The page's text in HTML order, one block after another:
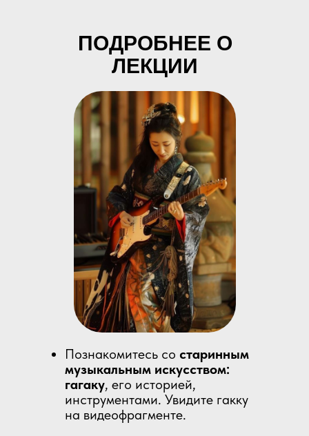
ПОДРОБНЕЕ О
ЛЕКЦИИ
Познакомитесь со старинным
музыкальным искусством:
гагаку, его историей,
инструментами. Увидите гакку
на видеофрагменте.